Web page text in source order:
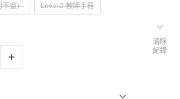
不退） Level 2 教師手冊
清除
紀錄